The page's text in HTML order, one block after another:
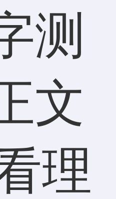
测
文
理